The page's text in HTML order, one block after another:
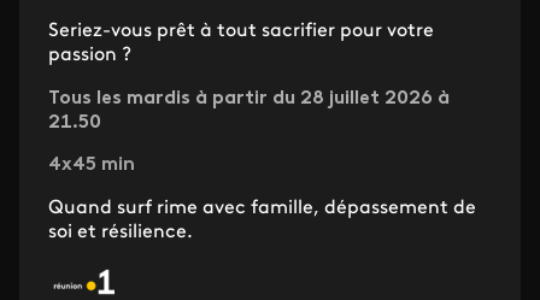
Seriez-vous prêt à tout sacrifier pour votre
passion ?
Tous les mardis à partir du 28 juillet 2026 à
21.50
4x45 min
Quand surf rime avec famille, dépassement de
soi et résilience.